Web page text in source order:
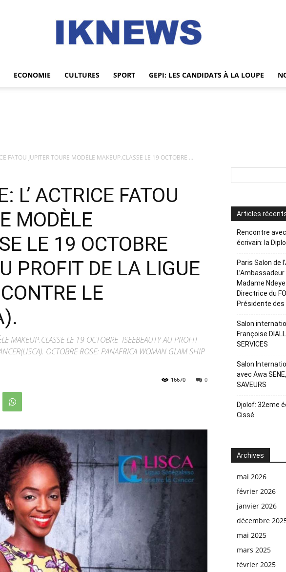
IKNEWS
ECONOMIE CULTURES SPORT GEPI: LES CANDIDATS À LA LOUPE
FATOU JUPITER TOURE MODÈLE MAKEUP.CLASSE LE 19 OCTOBRE ...
L’ ACTRICE FATOU
MODÈLE
LE 19 OCTOBRE
PROFIT DE LA LIGUE
LE
MAKEUP.CLASSE LE 19 OCTOBRE ISEEBEAUTY AU PROFIT
OCTOBRE ROSE: PANAFRICA WOMAN GLAM SHIP
0
16670
Articles
Rencontre
écrivain: la
Paris Salon de
Madame
Directrice du
Présidente
Salon
Françoise
SERVICES
Salon
avec Awa
SAVEURS
Djolof: 32eme
Cissé
Archives
mai 2026
février 2026
janvier 2026
décembre
mai 2025
mars 2025
février 2025